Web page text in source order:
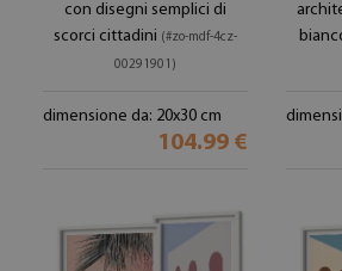
con disegni semplici di
scorci cittadini (#zo-mdf-4cz-
00291901)
dimensione da: 20x30 cm
104.99 €